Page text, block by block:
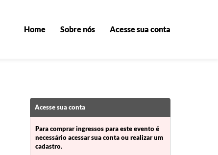
Home Sobre nós Acesse sua conta
Acesse sua conta
Para comprar ingressos para este evento é
necessário acessar sua conta ou realizar um
cadastro.